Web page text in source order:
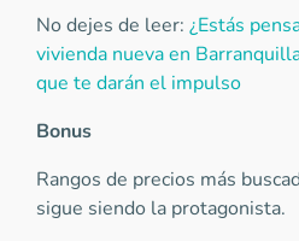
No dejes de leer: ¿Estás
vivienda nueva en
que te darán el impulso
Bonus
Rangos de precios más
sigue siendo la protagonista.